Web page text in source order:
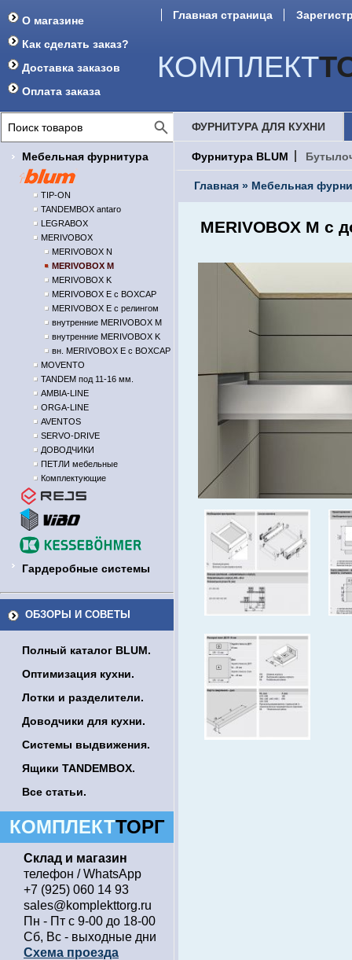
О магазине
Как сделать заказ?
Доставка заказов
Оплата заказа
Главная страница
КОМПЛЕКТ
Мебельная фурнитура
TIP-ON
TANDEMBOX antaro
LEGRABOX
MERIVOBOX
MERIVOBOX N
MERIVOBOX M
MERIVOBOX K
MERIVOBOX E с BOXCAP
MERIVOBOX E с релингом
внутренние MERIVOBOX M
внутренние MERIVOBOX K
вн. MERIVOBOX E с BOXCAP
MOVENTO
TANDEM под 11-16 мм.
AMBIA-LINE
ORGA-LINE
AVENTOS
SERVO-DRIVE
ДОВОДЧИКИ
ПЕТЛИ мебельные
Комплектующие
Гардеробные системы
ОБЗОРЫ И СОВЕТЫ
Полный каталог BLUM.
Оптимизация кухни.
Лотки и разделители.
Доводчики для кухни.
Системы выдвижения.
Ящики TANDEMBOX.
Все статьи.
КОМПЛЕКТТОРГ
Склад и магазин
телефон / WhatsApp
+7 (925) 060 14 93
sales@komplekttorg.ru
Пн - Пт с 9-00 до 18-00
Сб, Вс - выходные дни
Схема проезда
ФУРНИТУРА ДЛЯ КУХНИ
Фурнитура BLUM
Главная » Мебельная
MERIVOBOX M с